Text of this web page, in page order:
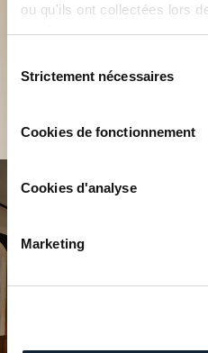
ou qu'ils ont collectées lors
services.
duStrictement nécessaires
Cookies de fonctionnement
Cookies d'analyse
Marketing
Découvrez
en